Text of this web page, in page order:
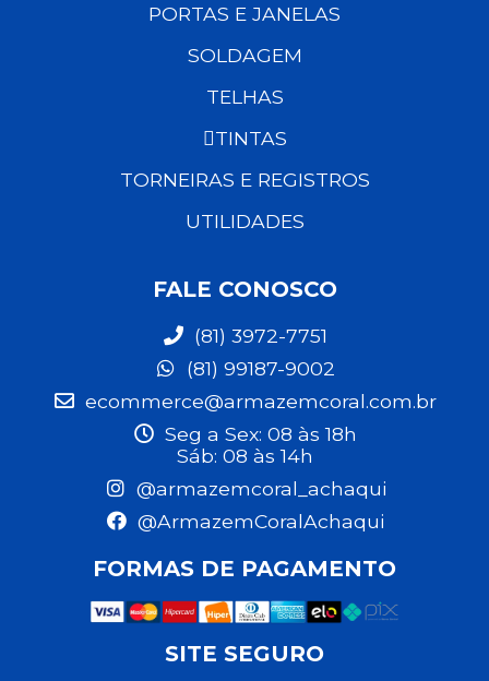
PORTAS E JANELAS
SOLDAGEM
TELHAS
TINTAS
TORNEIRAS E REGISTROS
UTILIDADES
FALE CONOSCO
(81) 3972-7751
(81) 99187-9002
ecommerce@armazemcoral.com.br
Seg a Sex: 08 às 18h
Sáb: 08 às 14h
@armazemcoral_achaqui
@ArmazemCoralAchaqui
FORMAS DE PAGAMENTO
SITE SEGURO